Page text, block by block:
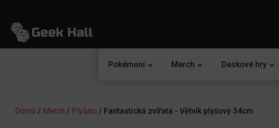
Pokémoni Merch Deskové hry
Domů / Merch / Plyšáci / Fantastická zvířata - Větvík plyšový 34cm